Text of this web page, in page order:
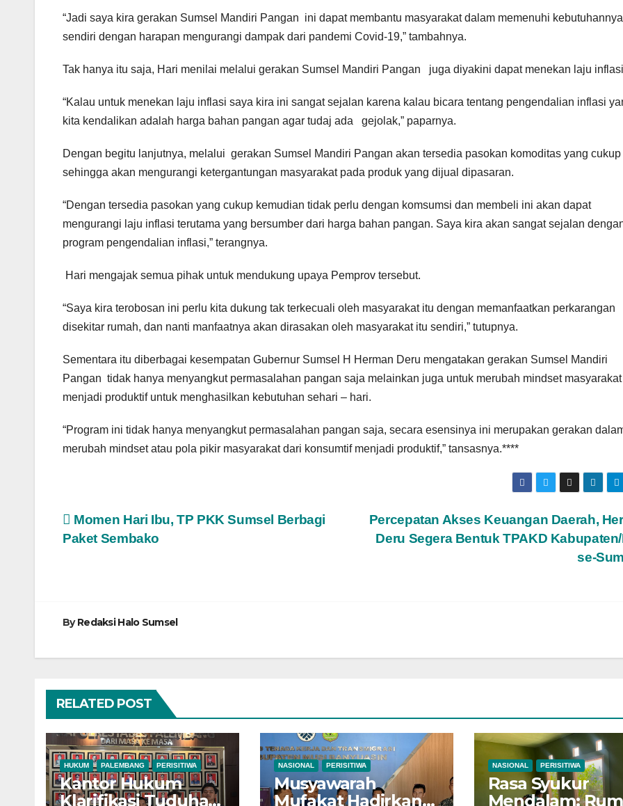
“Jadi saya kira gerakan Sumsel Mandiri Pangan ini dapat membantu masyarakat dalam memenuhi kebutuhannya
sendiri dengan harapan mengurangi dampak dari pandemi Covid-19,” tambahnya.
Tak hanya itu saja, Hari menilai melalui gerakan Sumsel Mandiri Pangan juga diyakini dapat menekan laju
“Kalau untuk menekan laju inflasi saya kira ini sangat sejalan karena kalau bicara tentang pengendalian inflasi
kita kendalikan adalah harga bahan pangan agar tudaj ada gejolak,” paparnya.
Dengan begitu lanjutnya, melalui gerakan Sumsel Mandiri Pangan akan tersedia pasokan komoditas yang cukup
sehingga akan mengurangi ketergantungan masyarakat pada produk yang dijual dipasaran.
“Dengan tersedia pasokan yang cukup kemudian tidak perlu dengan komsumsi dan membeli ini akan dapat
mengurangi laju inflasi terutama yang bersumber dari harga bahan pangan. Saya kira akan sangat sejalan
program pengendalian inflasi,” terangnya.
Hari mengajak semua pihak untuk mendukung upaya Pemprov tersebut.
“Saya kira terobosan ini perlu kita dukung tak terkecuali oleh masyarakat itu dengan memanfaatkan perkarangan
disekitar rumah, dan nanti manfaatnya akan dirasakan oleh masyarakat itu sendiri,” tutupnya.
Sementara itu diberbagai kesempatan Gubernur Sumsel H Herman Deru mengatakan gerakan Sumsel Mandiri
Pangan tidak hanya menyangkut permasalahan pangan saja melainkan juga untuk merubah mindset
menjadi produktif untuk menghasilkan kebutuhan sehari – hari.
“Program ini tidak hanya menyangkut permasalahan pangan saja, secara esensinya ini merupakan gerakan
merubah mindset atau pola pikir masyarakat dari konsumtif menjadi produktif,” tansasnya.****
Navigasi
Percepatan Akses Keuangan Daerah,
Deru Segera Bentuk TPAKD
se-
Momen Hari Ibu, TP PKK Sumsel Berbagi
Paket Sembako
ByRedaksi Halo Sumsel
RELATED POST
HUKUM PALEMBANG PERISITIWA
Kantor Hukum
Klarifikasi Tuduhan
NASIONAL PERISITIWA
Musyawarah
Mufakat Hadirkan
NASIONAL PERISITIWA
Rasa Syukur
Mendalam: